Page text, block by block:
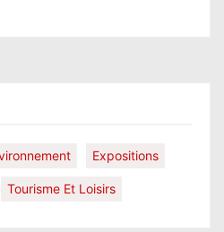
Expositions
Tourisme Et Loisirs